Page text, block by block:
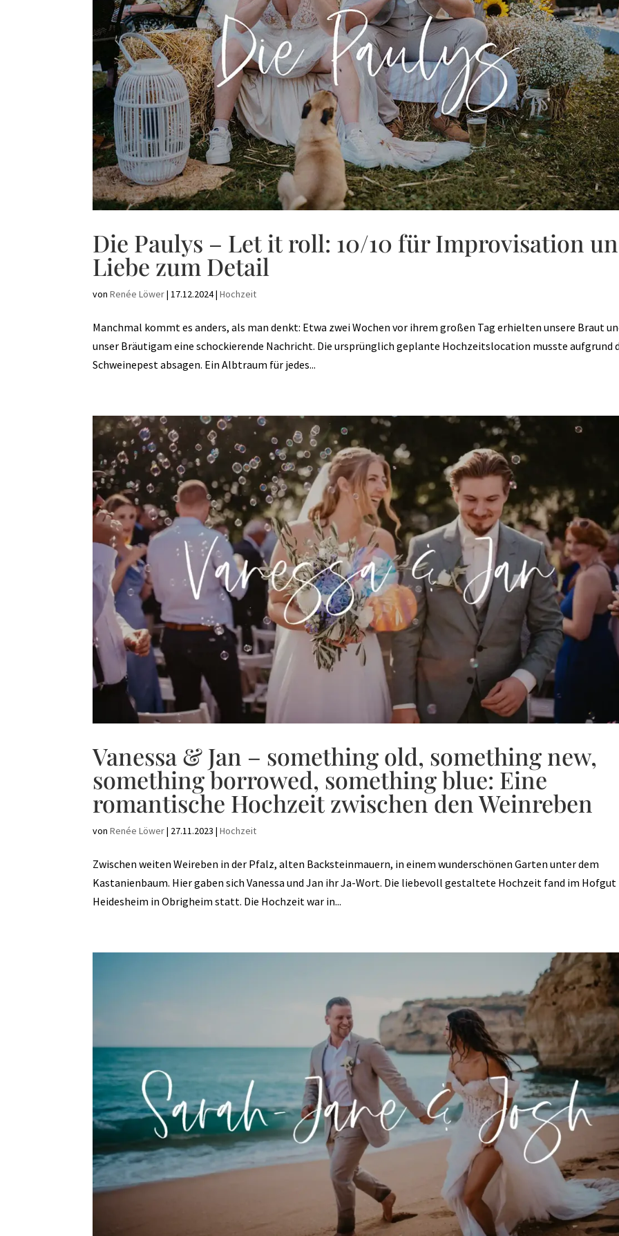
Die Paulys – Let it roll: 10/10 für Improvisation
Liebe zum Detail
vonRenée Löwer| 17.12.2024|Hochzeit
Manchmal kommt es anders, als man denkt: Etwa zwei Wochen vor ihrem großen Tag erhielten unsere Braut
unser Bräutigam eine schockierende Nachricht. Die ursprünglich geplante Hochzeitslocation musste aufgrund
Schweinepest absagen. Ein Albtraum für jedes...
Vanessa & Jan – something old, something new,
something borrowed, something blue: Eine
romantische Hochzeit zwischen den Weinreben
vonRenée Löwer| 27.11.2023 |Hochzeit
Zwischen weiten Weireben in der Pfalz, alten Backsteinmauern, in einem wunderschönen Garten unter dem
Kastanienbaum. Hier gaben sich Vanessa und Jan ihr Ja-Wort. Die liebevoll gestaltete Hochzeit fand im Hofgut
Heidesheim in Obrigheim statt. Die Hochzeit war in...